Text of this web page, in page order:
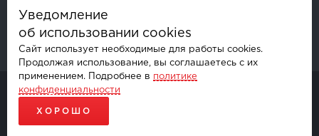
© AKSGROUP, 2026.
ПРОДАЖА И УСТАНОВКА АВТОМОБИЛЬНОЙ ЭЛЕКТРОНИКИ
ПРОДВИЖЕНИЕ САЙТОВ - SEO-ONLINE
Уведомление
об использовании cookies
Сайт использует необходимые для работы cookies.
Продолжая использование, вы соглашаетесь с их
применением. Подробнее в политике
конфиденциальности
ХОРОШО